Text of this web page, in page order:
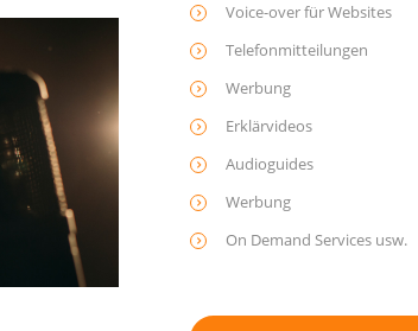
Voice-over für Websites
Telefonmitteilungen
Werbung
Erklärvideos
Audioguides
Werbung
On Demand Services usw.